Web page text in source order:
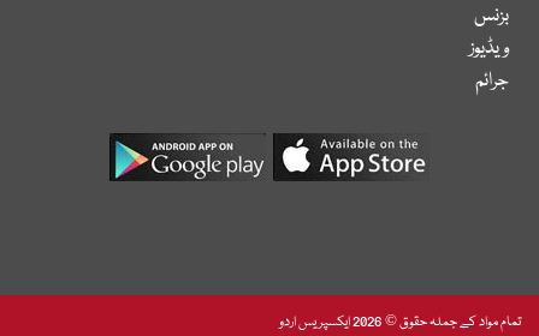
بزنس
ویڈیوز
جرائم
تمام مواد کے جملہ حقوق © 2026 ایکسپریس اردو